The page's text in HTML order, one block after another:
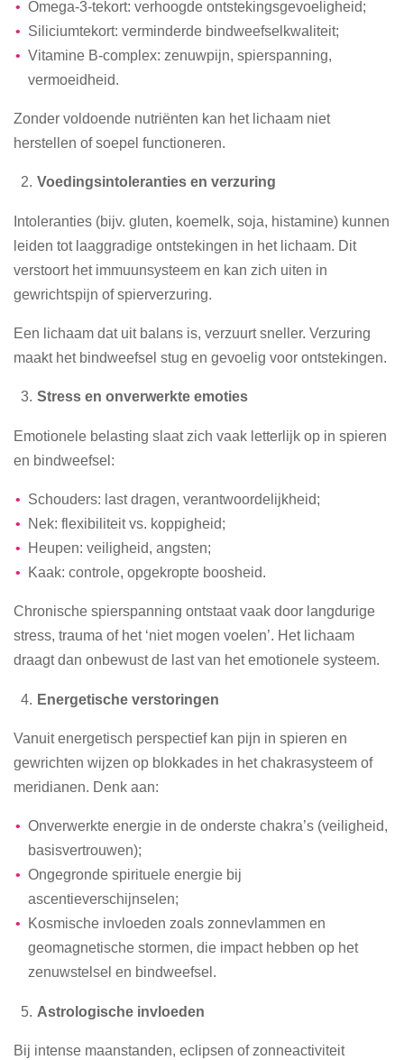
Omega-3-tekort: verhoogde ontstekingsgevoeligheid;
Siliciumtekort: verminderde bindweefselkwaliteit;
Vitamine B-complex: zenuwpijn, spierspanning,
vermoeidheid.
Zonder voldoende nutriënten kan het lichaam niet
herstellen of soepel functioneren.
Voedingsintoleranties en verzuring
Intoleranties (bijv. gluten, koemelk, soja, histamine) kunnen
leiden tot laaggradige ontstekingen in het lichaam. Dit
verstoort het immuunsysteem en kan zich uiten in
gewrichtspijn of spierverzuring.
Een lichaam dat uit balans is, verzuurt sneller. Verzuring
maakt het bindweefsel stug en gevoelig voor ontstekingen.
Stress en onverwerkte emoties
Emotionele belasting slaat zich vaak letterlijk op in spieren
en bindweefsel:
Schouders: last dragen, verantwoordelijkheid;
Nek: flexibiliteit vs. koppigheid;
Heupen: veiligheid, angsten;
Kaak: controle, opgekropte boosheid.
Chronische spierspanning ontstaat vaak door langdurige
stress, trauma of het ‘niet mogen voelen’. Het lichaam
draagt dan onbewust de last van het emotionele systeem.
Energetische verstoringen
Vanuit energetisch perspectief kan pijn in spieren en
gewrichten wijzen op blokkades in het chakrasysteem of
meridianen. Denk aan:
Onverwerkte energie in de onderste chakra’s (veiligheid,
basisvertrouwen);
Ongegronde spirituele energie bij
ascentieverschijnselen;
Kosmische invloeden zoals zonnevlammen en
geomagnetische stormen, die impact hebben op het
zenuwstelsel en bindweefsel.
Astrologische invloeden
Bij intense maanstanden, eclipsen of zonneactiviteit